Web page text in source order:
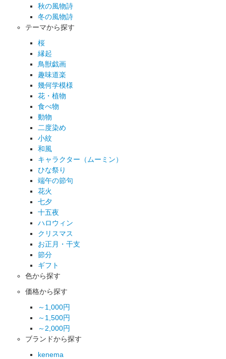
秋の風物詩
冬の風物詩
テーマから探す
桜
縁起
鳥獣戯画
趣味道楽
幾何学模様
花・植物
食べ物
動物
二度染め
小紋
和風
キャラクター（ムーミン）
ひな祭り
端午の節句
花火
七夕
十五夜
ハロウィン
クリスマス
お正月・干支
節分
ギフト
色から探す
価格から探す
～1,000円
～1,500円
～2,000円
ブランドから探す
kenema